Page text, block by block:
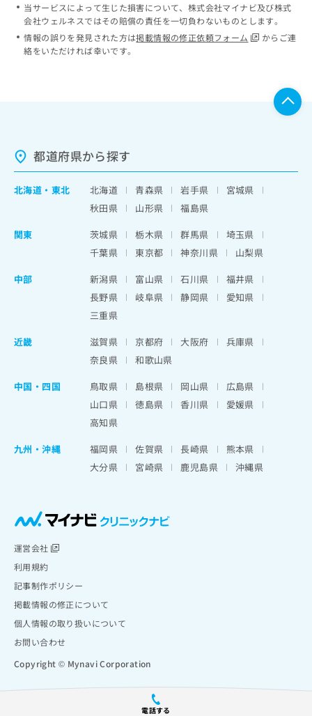
電話する
当サービスによって生じた損害について、株式会社マイナビ及び株式
会社ウェルネスではその賠償の責任を一切負わないものとします。
情報の誤りを発見された方は掲載情報の修正依頼フォーム
からご連
絡をいただければ幸いです。
都道府県から探す
北海道 ・ 東北 北海道 青森県 岩手県
宮城県
秋田県
山形県
福島県
関東
茨城県 栃木県 群馬県
埼玉県
千葉県
東京都 神奈川県
山梨県
中部
新潟県 富山県 石川県
福井県
長野県
岐阜県 静岡県
愛知県
三重県
近畿
滋賀県 京都府 大阪府
兵庫県
奈良県
和歌山県
中国・四国
鳥取県 島根県 岡山県
広島県
山口県
徳島県 香川県
愛媛県
高知県
九州・沖縄
福岡県 佐賀県 長崎県
熊本県
大分県
宮崎県 鹿児島県 沖縄県
運営会社
利用規約
記事制作ポリシー
掲載情報の修正について
個人情報の取り扱いについて
お問い合わせ
Copyright © Mynavi Corporation